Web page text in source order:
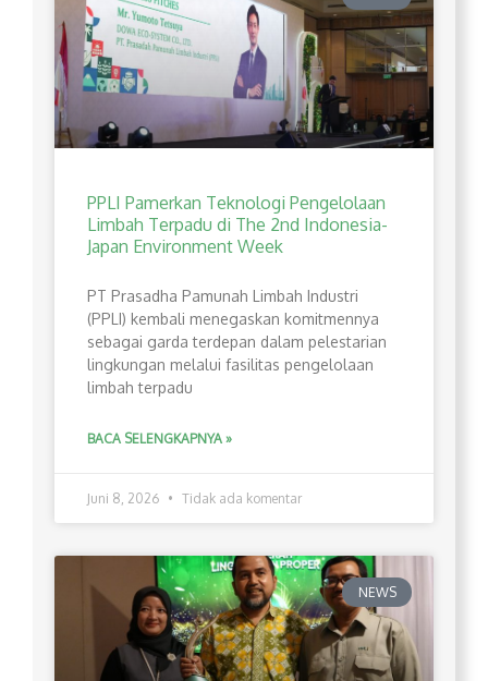
PPLI Pamerkan Teknologi Pengelolaan
Limbah Terpadu di The 2nd Indonesia-
Japan Environment Week
PT Prasadha Pamunah Limbah Industri
(PPLI) kembali menegaskan komitmennya
sebagai garda terdepan dalam pelestarian
lingkungan melalui fasilitas pengelolaan
limbah terpadu
BACA SELENGKAPNYA »
Juni 8, 2026 Tidak ada komentar
NEWS